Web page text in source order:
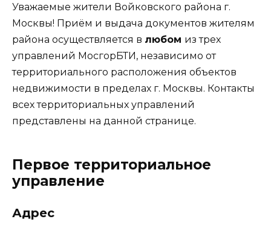
Уважаемые жители Войковского района г.
Москвы! Приём и выдача документов жителям
района осуществляется в любом из трех
управлений МосгорБТИ, независимо от
территориального расположения объектов
недвижимости в пределах г. Москвы. Контакты
всех территориальных управлений
представлены на данной странице.
Первое территориальное
управление
Адрес